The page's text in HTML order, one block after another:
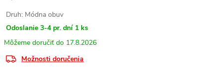
Druh: Módna obuv
Odoslanie 3-4 pr. dní 1 ks
17.8.2026
Možnosti doručenia